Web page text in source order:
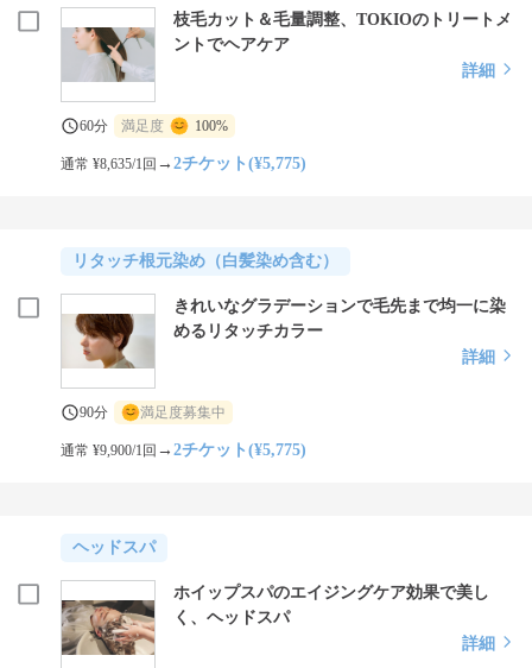
枝毛カット＆毛量調整、TOKIOのトリートメ
ントでヘアケア
詳細
60分 満足度 100%
通常 ¥8,635/1回 →2チケット(¥5,775)
リタッチ根元染め（白髪染め含む）
きれいなグラデーションで毛先まで均一に染
めるリタッチカラー
詳細
90分 満足度募集中
通常 ¥9,900/1回 →2チケット(¥5,775)
ヘッドスパ
ホイップスパのエイジングケア効果で美し
く、ヘッドスパ
詳細